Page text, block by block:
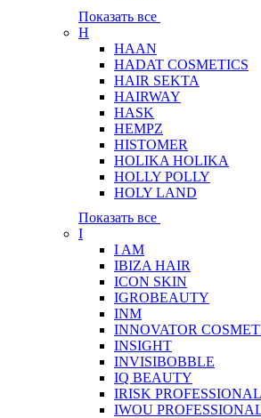
Показать все
H
HAAN
HADAT COSMETICS
HAIR SEKTA
HAIRWAY
HASK
HEMPZ
HISTOMER
HOLIKA HOLIKA
HOLLY POLLY
HOLY LAND
Показать все
I
I AM
IBIZA HAIR
ICON SKIN
IGROBEAUTY
INM
INNOVATOR
INSIGHT
INVISIBOBBLE
IQ BEAUTY
IRISK PROFESSIONAL
IWOU